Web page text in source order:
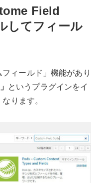
Field
してフィール
ィールド」機能があり
というプラグインをイ
ります。